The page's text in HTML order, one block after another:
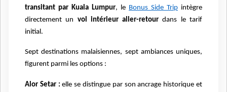
transitant par Kuala Lumpur, le Bonus Side Trip intègre
directement un vol intérieur aller-retour dans le tarif
initial.
Sept destinations malaisiennes, sept ambiances uniques,
figurent parmi les options :
Alor Setar :elle se distingue par son ancrage historique et